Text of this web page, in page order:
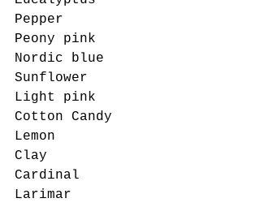
Pepper
Peony pink
Nordic blue
Sunflower
Light pink
Cotton Candy
Lemon
Clay
Cardinal
Larimar